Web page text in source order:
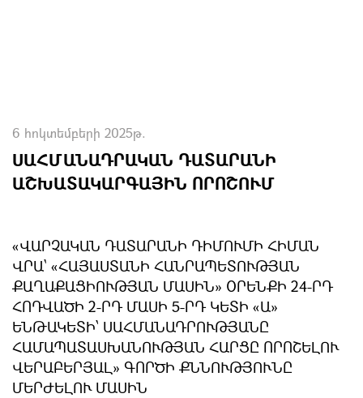
6 հոկտեմբերի 2025թ.
ՍԱՀՄԱՆԱԴՐԱԿԱՆ ԴԱՏԱՐԱՆԻ
ԱՇԽԱՏԱԿԱՐԳԱՅԻՆ ՈՐՈՇՈՒՄ
«ՎԱՐՉԱԿԱՆ ԴԱՏԱՐԱՆԻ ԴԻՄՈՒՄԻ ՀԻՄԱՆ
ՎՐԱ` ՀԱՅԱՍՏԱՆԻ ՀԱՆՐԱՊԵՏՈՒԹՅԱՆ
ՔԱՂԱՔԱՑԻՈՒԹՅԱՆ ՄԱՍԻՆ ՕՐԵՆՔԻ 24-ՐԴ
ՀՈԴՎԱԾԻ 2-ՐԴ ՄԱՍԻ 5-ՐԴ ԿԵՏԻ Ա
ԵՆԹԱԿԵՏԻ՝ ՍԱՀՄԱՆԱԴՐՈՒԹՅԱՆԸ
ՀԱՄԱՊԱՏԱՍԽԱՆՈՒԹՅԱՆ ՀԱՐՑԸ ՈՐՈՇԵԼՈՒ
ՎԵՐԱԲԵՐՅԱԼ» ԳՈՐԾԻ ՔՆՆՈՒԹՅՈՒՆԸ
ՄԵՐԺԵԼՈՒ ՄԱՍԻՆ